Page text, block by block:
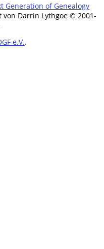
Generation of Genealogy
Darrin Lythgoe © 2001-
e.V..